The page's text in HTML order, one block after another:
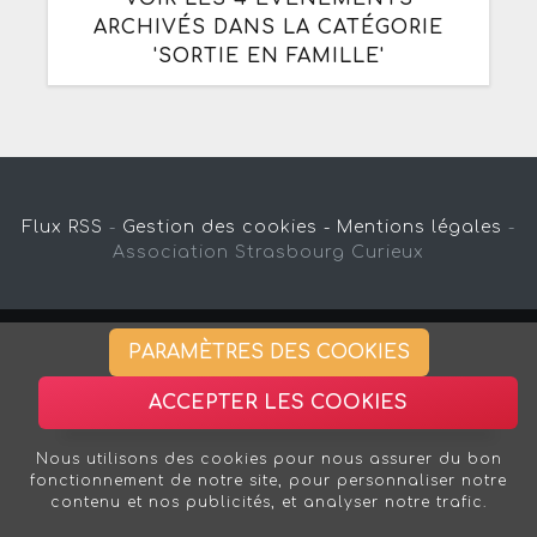
ARCHIVÉS DANS LA CATÉGORIE
'SORTIE EN FAMILLE'
Flux RSS - Gestion des cookies - Mentions légales -
Association Strasbourg Curieux
PARAMÈTRES DES COOKIES
ACCEPTER LES COOKIES
Nous utilisons des cookies pour nous assurer du bon
fonctionnement de notre site, pour personnaliser notre
contenu et nos publicités, et analyser notre trafic.